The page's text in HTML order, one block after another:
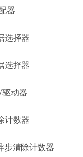
器
选择器
选择器
动器
计数器
步清除计数器